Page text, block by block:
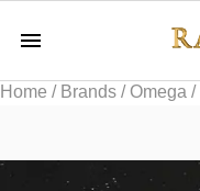
Home / Brands /Omega /